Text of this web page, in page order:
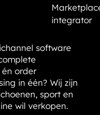
integrator
software
order
in één? Wij zijn
sport en
wil verkopen.